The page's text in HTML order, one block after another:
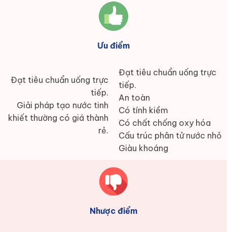
Đạt tiêu chuẩn uống trực
tiếp.
Giải pháp tạo nước tinh
khiết thường có giá thành
rẻ.
Ưu điểm
Đạt tiêu chuẩn uống trực
tiếp.
An toàn
Có tính kiềm
Có chất chống oxy hóa
Cấu trúc phân tử nước nhỏ
Giàu khoáng
Nhược điểm